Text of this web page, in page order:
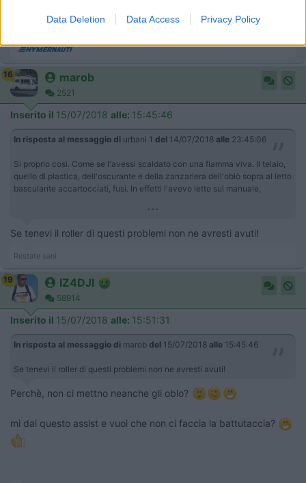
Data Deletion Data Access Privacy Policy
16 marob
2521
Inserito il 15/07/2018 alle: 15:45:46
In risposta al messaggio di urbani 1 del 14/07/2018 alle 23:45:06
Si proprio così. Come se l'avessi scaldato con una fiamma viva. Il telaio,
quello di plastica, dell'oscurante e della zanzariera dell'oblò sopra al letto
basculante accartocciati, fusi. In effetti l'avevo letto sul manuale,
...
Se tenevi il roller di questi problemi non ne avresti avuti!
Restate sani
19 IZ4DJI
58914
Inserito il 15/07/2018 alle: 15:51:31
In risposta al messaggio di marob del 15/07/2018 alle 15:45:46
Se tenevi il roller di questi problemi non ne avresti avuti!
Perchè, non ci mettno neanche gli oblo?
mi dai questo assist e vuoi che non ci faccia la battutaccia?